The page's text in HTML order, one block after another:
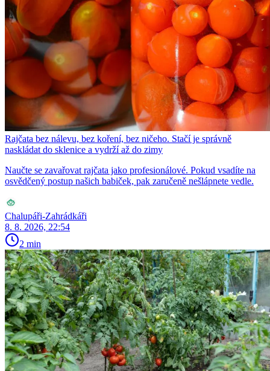
Rajčata bez nálevu, bez koření, bez ničeho. Stačí je správně
naskládat do sklenice a vydrží až do zimy
Naučte se zavařovat rajčata jako profesionálové. Pokud vsadíte na
osvědčený postup našich babiček, pak zaručeně nešlápnete vedle.
Chalupáři-Zahrádkáři
8. 8. 2026, 22:54
2 min